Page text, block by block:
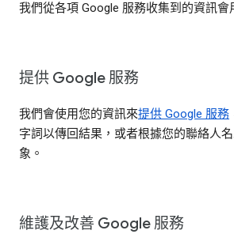
我們從各項 Google 服務收集到的資訊會
提供 Google 服務
我們會使用您的資訊來提供 Google 服務
字詞以傳回結果，或者根據您的聯絡人
象。
維護及改善 Google 服務